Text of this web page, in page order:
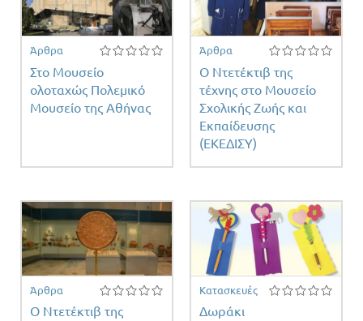
Άρθρα
Στο Μουσείο
ολοταχώς Πολεμικό
Μουσείο της Αθήνας
Άρθρα
Ο Ντετέκτιβ της
τέχνης στο Μουσείο
Σχολικής Ζωής και
Εκπαίδευσης
(ΕΚΕΔΙΣΥ)
Άρθρα
Ο Ντετέκτιβ της
Κατασκευές
Δωράκι